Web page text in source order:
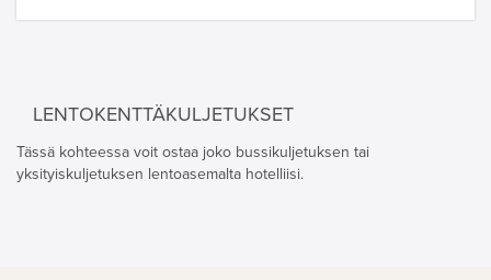
LENTOKENTTÄKULJETUKSET
Tässä kohteessa voit ostaa joko bussikuljetuksen tai
yksityiskuljetuksen lentoasemalta hotelliisi.